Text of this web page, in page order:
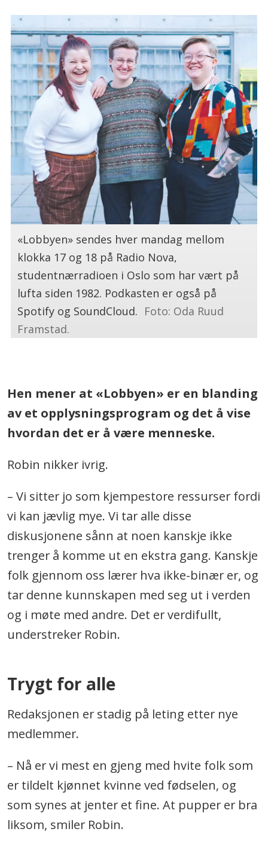
«Lobbyen» sendes hver mandag mellom
klokka 17 og 18 på Radio Nova,
studentnærradioen i Oslo som har vært på
lufta siden 1982. Podkasten er også på
Spotify og SoundCloud. Foto: Oda Ruud
Framstad.
Hen mener at «Lobbyen» er en blanding
av et opplysningsprogram og det å vise
hvordan det er å være menneske.
Robin nikker ivrig.
– Vi sitter jo som kjempestore ressurser fordi
vi kan jævlig mye. Vi tar alle disse
diskusjonene sånn at noen kanskje ikke
trenger å komme ut en ekstra gang. Kanskje
folk gjennom oss lærer hva ikke-binær er, og
tar denne kunnskapen med seg ut i verden
og i møte med andre. Det er verdifullt,
understreker Robin.
Trygt for alle
Redaksjonen er stadig på leting etter nye
medlemmer.
– Nå er vi mest en gjeng med hvite folk som
er tildelt kjønnet kvinne ved fødselen, og
som synes at jenter et fine. At pupper er bra
liksom, smiler Robin.